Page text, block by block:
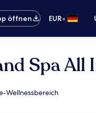
öffnen
EUR•
Spa All
Wellnessbereich